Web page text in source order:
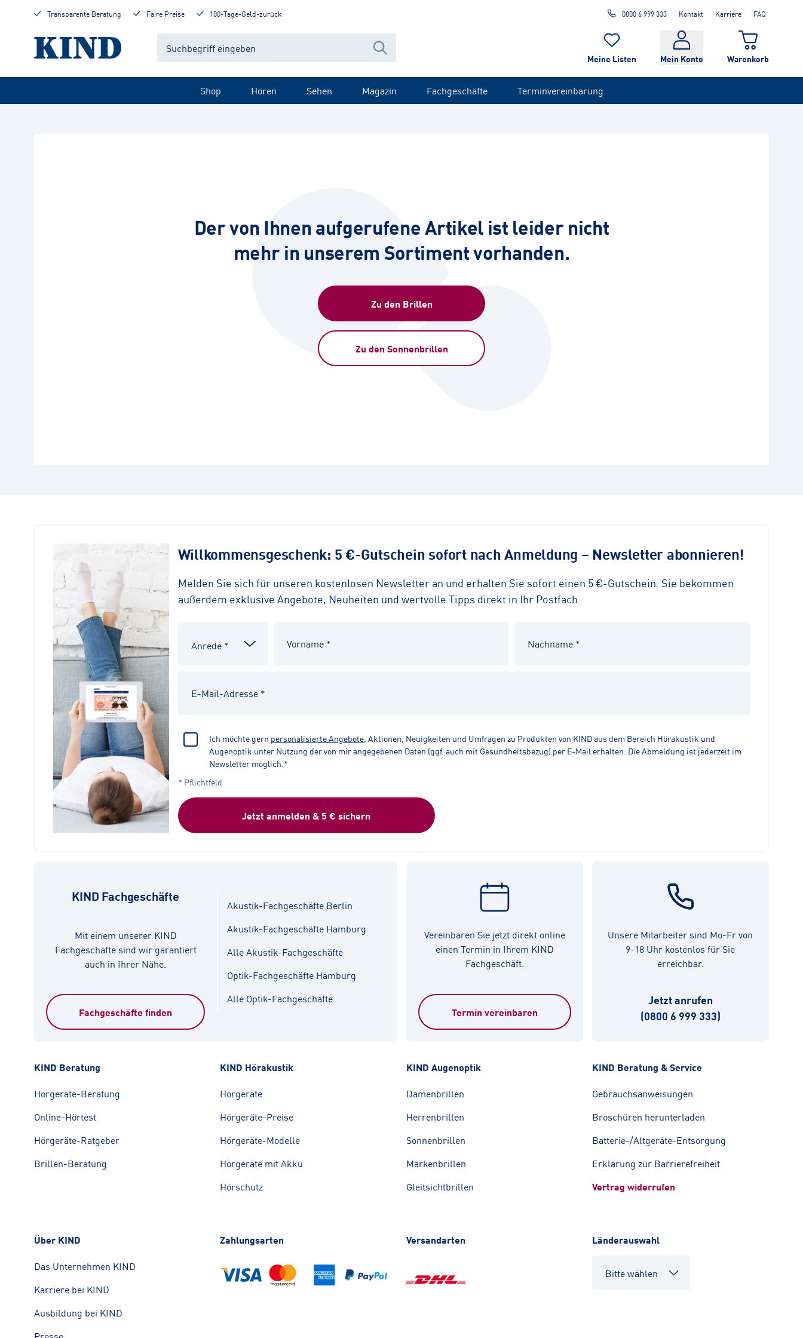
Transparente Beratung Faire Preise 100-Tage-Geld-zurück 0800 6 999 333 Kontakt Karriere FAQ
Meine Listen Mein Konto Warenkorb
Shop Hören Sehen Magazin Fachgeschäfte Terminvereinbarung
Der von Ihnen aufgerufene Artikel ist leider nicht
mehr in unserem Sortiment vorhanden.
Zu den Brillen
Zu den Sonnenbrillen
Willkommensgeschenk: 5 €-Gutschein sofort nach Anmeldung – Newsletter abonnieren!
Melden Sie sich für unseren kostenlosen Newsletter an und erhalten Sie sofort einen 5 €-Gutschein. Sie bekommen
außerdem exklusive Angebote, Neuheiten und wertvolle Tipps direkt in Ihr Postfach.
Ich möchte gern personalisierte Angebote, Aktionen, Neuigkeiten und Umfragen zu Produkten von KIND aus dem Bereich Hörakustik und
Augenoptik unter Nutzung der von mir angegebenen Daten (ggf. auch mit Gesundheitsbezug) per E-Mail erhalten. Die Abmeldung ist jederzeit im
Newsletter möglich.*
* Pflichtfeld
Jetzt anmelden & 5 € sichern
KIND Fachgeschäfte
Mit einem unserer KIND
Fachgeschäfte sind wir garantiert
auch in Ihrer Nähe.
Akustik-Fachgeschäfte Berlin
Akustik-Fachgeschäfte Hamburg
Alle Akustik-Fachgeschäfte
Optik-Fachgeschäfte Hamburg
Alle Optik-Fachgeschäfte
Fachgeschäfte finden
Vereinbaren Sie jetzt direkt online
einen Termin in Ihrem KIND
Fachgeschäft.
Termin vereinbaren
Unsere Mitarbeiter sind Mo-Fr von
9-18 Uhr kostenlos für Sie
erreichbar.
Jetzt anrufen
(0800 6 999 333)
KIND Beratung
Hörgeräte-Beratung
Online-Hörtest
Hörgeräte-Ratgeber
Brillen-Beratung
KIND Hörakustik
Hörgeräte
Hörgeräte-Preise
Hörgeräte-Modelle
Hörgeräte mit Akku
Hörschutz
KIND Augenoptik
Damenbrillen
Herrenbrillen
Sonnenbrillen
Markenbrillen
Gleitsichtbrillen
KIND Beratung & Service
Gebrauchsanweisungen
Broschüren herunterladen
Batterie-/Altgeräte-Entsorgung
Erklärung zur Barrierefreiheit
Vertrag widerrufen
Über KIND
Das Unternehmen KIND
Karriere bei KIND
Ausbildung bei KIND
Zahlungsarten Versandarten Länderauswahl